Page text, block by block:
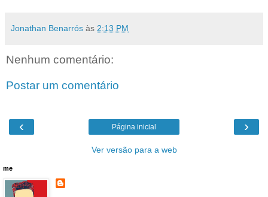
Jonathan Benarrós às 2:13 PM
Nenhum comentário:
Postar um comentário
‹ ›
Página inicial
Ver versão para a web
me